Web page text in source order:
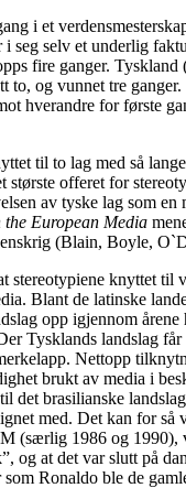
i et
seg selv et underlig
fire ganger.
to, og vunnet tre
hverandre for første
til to lag med så
offeret for
av tyske lag som en
European Media
(Blain, Boyle,
knyttet til
Blant de latinske
opp igjennom
Tysklands landslag
Nettopp
brukt av media i
det brasilianske
med. Det kan for så
(særlig 1986 og 1990),
og at det var slutt på
Ronaldo ble de